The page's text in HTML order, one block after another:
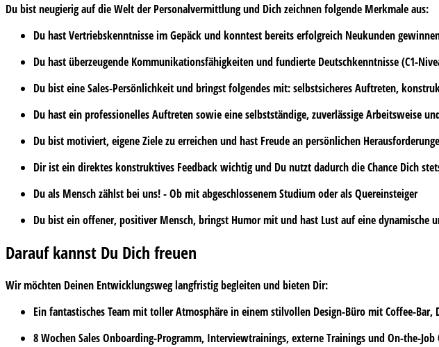
Du bist neugierig auf die Welt der Personalvermittlung und Dich zeichnen folgende Merkmale aus:
Du hastVertriebskenntnisseim Gepäck und konntest bereits erfolgreich Neukunden
Du hastüberzeugende Kommunikationsfähigkeitenund fundierte Deutschkenntnisse (C1-
Du bist eineSales-Persönlichkeitund bringst folgendes mit:selbstsicheres Auftreten,
Du hast ein professionelles Auftreten sowie eineselbstständige, zuverlässige Arbeitsweise
Du bistmotiviert, eigene Ziele zu erreichen und hast Freude an persönlichen
Dir ist eindirektes konstruktives Feedbackwichtig und Du nutzt dadurch die Chance Dich
Du als Mensch zählst bei uns! - Ob mit abgeschlossenemStudiumoder alsQuereinsteiger
Du bist ein offener, positiver Mensch, bringst Humor mit und hast Lust auf einedynamische
Darauf kannst Du Dich freuen
Wir möchten Deinen Entwicklungsweg langfristig begleiten und bieten Dir:
Ein fantastisches Team mittoller Atmosphärein einem stilvollen Design-Büro mit Coffee-Bar,
8 WochenSales Onboarding-Programm, Interviewtrainings, externe Trainingsund On-the-Job